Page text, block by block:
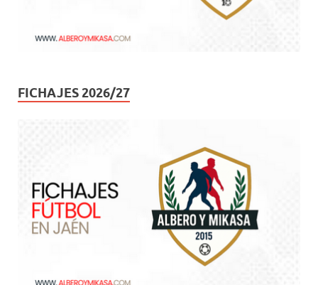
FICHAJES 2026/27